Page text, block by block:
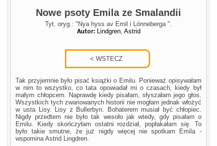
Nowe psoty Emila ze Smalandii
Tyt. oryg.: "Nya hyss av Emil i Lönneberga ".
Autor: Lindgren, Astrid
Tak przyjemnie było pisać książki o Emilu. Ponieważ opisywałam
w nim to wszystko, co tata opowiadał mi o czasach, kiedy był
małym chłopcem. Naprawdę kiedy pisałam, słyszałam jego głos.
Wszystkich tych zwariowanych historii nie mogłam jednak włożyć
w usta Lisy. Lisy z Bullerbyn. Bohaterem musiał być chłopiec.
Nigdy przedtem nie było tak wesoło jak wtedy, gdy pisałam o
Emilu. Kiedy skończyłam ostatni rozdział, popłakałam się. To
było takie smutne, że już nigdy więcej nie spotkam Emila -
wspomina Astrid Lingdren.